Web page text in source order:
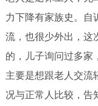
力下降有家族史。自
流，也很少外出，这
的，儿子询问过多家
主要是想跟老人交流
况与正常人比较，告